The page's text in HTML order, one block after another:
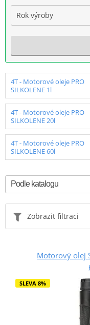
Rok výroby
4T - Motorové oleje PRO
SILKOLENE 1l
4T - Motorové oleje PRO
SILKOLENE 20l
4T - Motorové oleje PRO
SILKOLENE 60l
Zobrazit filtraci
Motorový olej
SLEVA 8%